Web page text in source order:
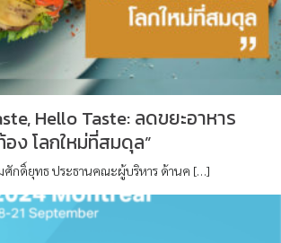
Hello Taste: ลดขยะอาหาร
ง โลกใหม่ที่สมดุล”
ศักดิ์ยุทธ ประธานคณะผู้บริหาร ด้านค […]